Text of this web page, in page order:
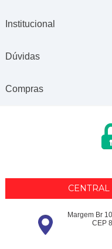
Institucional
Dúvidas
Compras
Margem Br
CEP